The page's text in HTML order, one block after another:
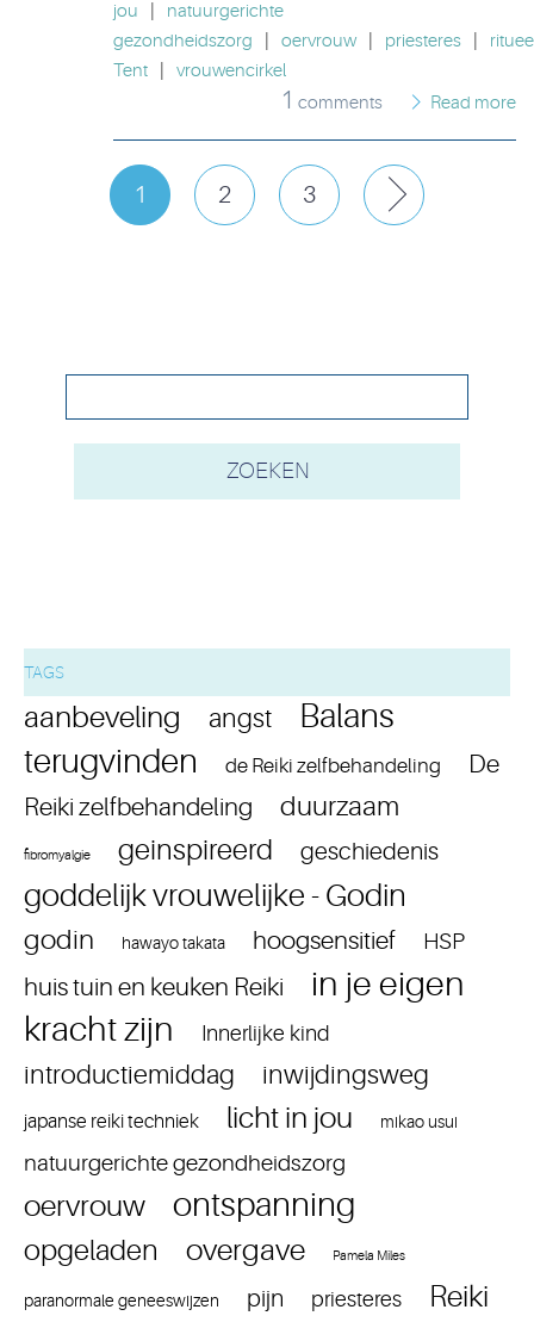
jou
natuurgerichte
gezondheidszorg
oervrouw priesteres
Tent
vrouwencirkel
1 comments Read more
1 2 3
TAGS
aanbeveling angst
Balans
terugvinden
de Reiki zelfbehandeling
De
Reiki zelfbehandeling
duurzaam
fibromyalgie geinspireerd geschiedenis
goddelijk vrouwelijke - Godin
godin hawayo takata hoogsensitief HSP
huis tuin en keuken Reiki
in je eigen
kracht zijn
Innerlijke kind
introductiemiddag inwijdingsweg
japanse reiki techniek licht in jou mikao usui
natuurgerichte gezondheidszorg
oervrouw ontspanning
opgeladen overgave Pamela Miles
paranormale geneeswijzen pijn priesteres
Reiki